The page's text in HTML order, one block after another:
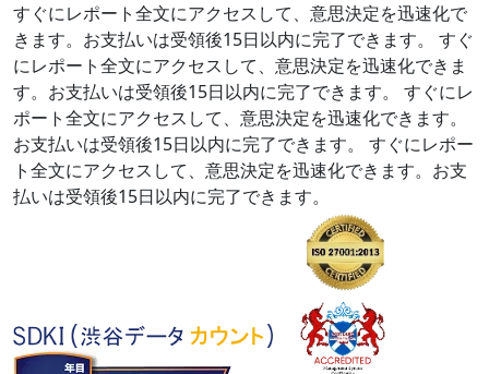
すぐにレポート全文にアクセスして、意思決定を迅速化で
きます。お支払いは受領後15日以内に完了できます。
すぐ
にレポート全文にアクセスして、意思決定を迅速化できま
す。お支払いは受領後15日以内に完了できます。
すぐにレ
ポート全文にアクセスして、意思決定を迅速化できます。
お支払いは受領後15日以内に完了できます。
すぐにレポー
ト全文にアクセスして、意思決定を迅速化できます。お支
払いは受領後15日以内に完了できます。